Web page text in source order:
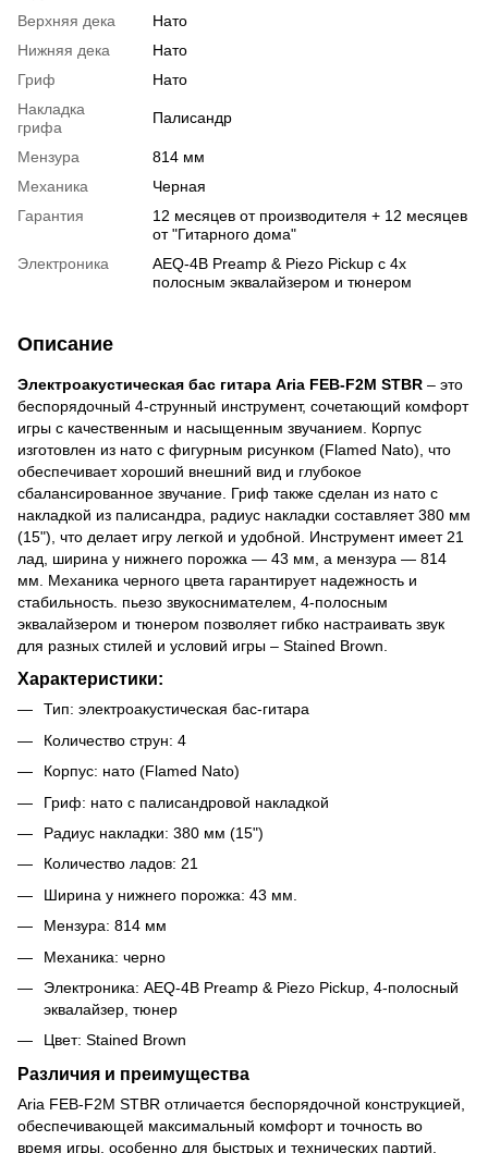
Верхняя дека
Нато
Нижняя дека
Нато
Гриф
Нато
Накладка
грифа
Палисандр
Мензура
814 мм
Механика
Черная
Гарантия
12 месяцев от производителя + 12 месяцев
от "Гитарного дома"
Электроника
AEQ-4B Preamp & Piezo Pickup с 4х
полосным эквалайзером и тюнером
Описание
Электроакустическая бас гитара Aria FEB-F2M STBR – это
беспорядочный 4-струнный инструмент, сочетающий комфорт
игры с качественным и насыщенным звучанием. Корпус
изготовлен из нато с фигурным рисунком (Flamed Nato), что
обеспечивает хороший внешний вид и глубокое
сбалансированное звучание. Гриф также сделан из нато с
накладкой из палисандра, радиус накладки составляет 380 мм
(15"), что делает игру легкой и удобной. Инструмент имеет 21
лад, ширина у нижнего порожка — 43 мм, а мензура — 814
мм. Механика черного цвета гарантирует надежность и
стабильность. пьезо звукоснимателем, 4-полосным
эквалайзером и тюнером позволяет гибко настраивать звук
для разных стилей и условий игры – Stained Brown.
Характеристики:
Тип: электроакустическая бас-гитара
Количество струн: 4
Корпус: нато (Flamed Nato)
Гриф: нато с палисандровой накладкой
Радиус накладки: 380 мм (15")
Количество ладов: 21
Ширина у нижнего порожка: 43 мм.
Мензура: 814 мм
Механика: черно
Электроника: AEQ-4B Preamp & Piezo Pickup, 4-полосный
эквалайзер, тюнер
Цвет: Stained Brown
Различия и преимущества
Aria FEB-F2M STBR отличается беспорядочной конструкцией,
обеспечивающей максимальный комфорт и точность во
время игры, особенно для быстрых и технических партий.